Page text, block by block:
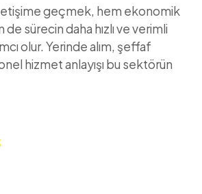
geçmek, hem ekonomik
sürecin daha hızlı ve verimli
olur. Yerinde alım, şeffaf
hizmet anlayışı bu sektörün